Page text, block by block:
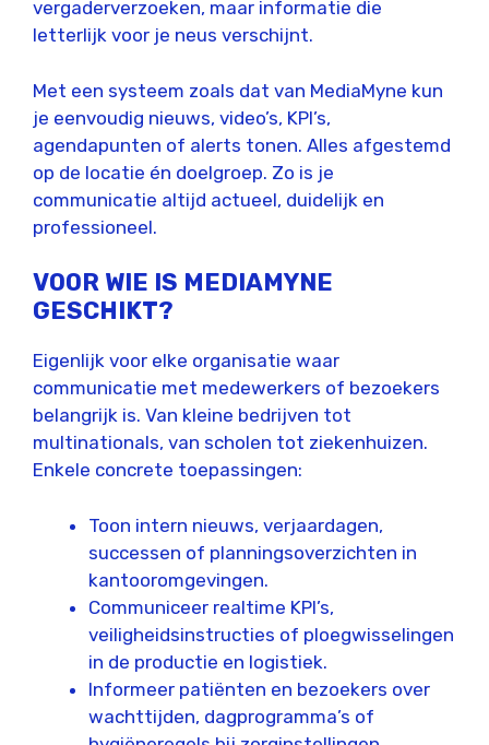
vergaderverzoeken, maar informatie die
letterlijk voor je neus verschijnt.
Met een systeem zoals dat van MediaMyne kun
je eenvoudig nieuws, video’s, KPI’s,
agendapunten of alerts tonen. Alles afgestemd
op de locatie én doelgroep. Zo is je
communicatie altijd actueel, duidelijk en
professioneel.
VOOR WIE IS MEDIAMYNE
GESCHIKT?
Eigenlijk voor elke organisatie waar
communicatie met medewerkers of bezoekers
belangrijk is. Van kleine bedrijven tot
multinationals, van scholen tot ziekenhuizen.
Enkele concrete toepassingen:
Toon intern nieuws, verjaardagen,
successen of planningsoverzichten in
kantooromgevingen.
Communiceer realtime KPI’s,
veiligheidsinstructies of ploegwisselingen
in de productie en logistiek.
Informeer patiënten en bezoekers over
wachttijden, dagprogramma’s of